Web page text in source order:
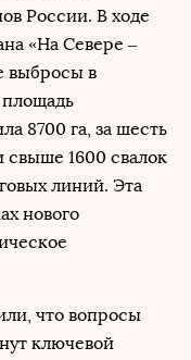
России. В ходе
«На Севере –
выбросы в
8700 га, за шесть
свыше 1600 свалок
линий. Эта
нового
что вопросы
ключевой